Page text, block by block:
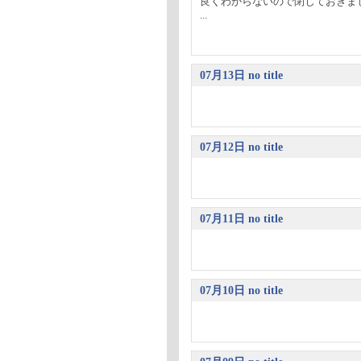
...
07月13日 no title
07月12日 no title
07月11日 no title
07月10日 no title